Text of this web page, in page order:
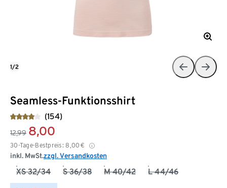
Seamless-Funktionsshirt
(154)
12,99 8,00
30-Tage-Bestpreis: 8,00 €
inkl. MwSt.zzgl. Versandkosten
XS 32/34 S 36/38 M 40/42 L 44/46
1/2